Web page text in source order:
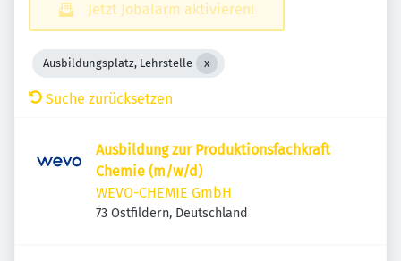
Jetzt Jobalarm aktivieren!
Ausbildungsplatz, Lehrstelle
Suche zurücksetzen
Ausbildung zur Produktionsfachkraft
Chemie (m/w/d)
WEVO-CHEMIE GmbH
73 Ostfildern, Deutschland